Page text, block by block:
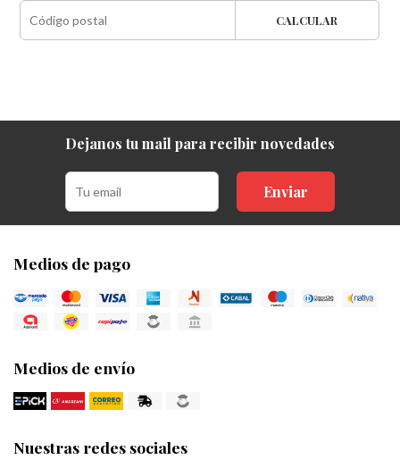
CALCULAR
Dejanos tu mail para recibir novedades
Enviar
Medios de pago
Medios de envío
Nuestras redes sociales